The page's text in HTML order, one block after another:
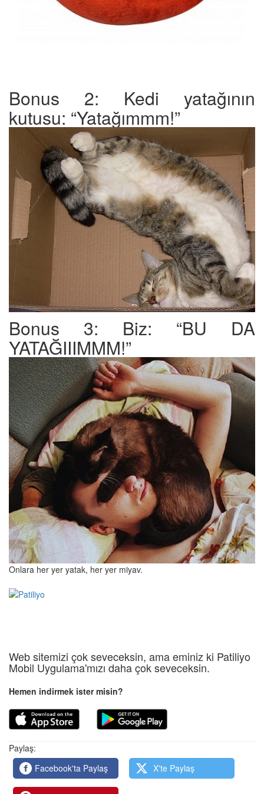
Bonus 2: Kedi yatağının
kutusu: “Yatağımmm!”
Bonus 3: Biz: “BU DA
YATAĞIIIMMM!”
Onlara her yer yatak, her yer miyav.
Web sitemizi çok seveceksin, ama eminiz ki Patiliyo
Mobil Uygulama'mızı daha çok seveceksin.
Hemen indirmek ister misin?
Paylaş:
Facebook'ta Paylaş
X'te Paylaş